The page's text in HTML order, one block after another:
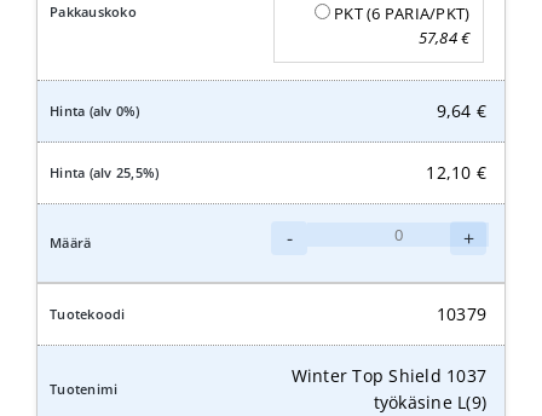
PKT (6 PARIA/PKT)
57,84€
9,64 €
12,10 €
-
Shield
työkäsine
XXL(11)
+
10379
Winter Top Shield 1037
työkäsine L(9)